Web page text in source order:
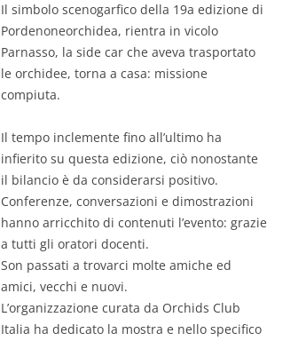
Il simbolo scenogarfico della 19a edizione di
Pordenoneorchidea, rientra in vicolo
Parnasso, la side car che aveva trasportato
le orchidee, torna a casa: missione
compiuta.
Il tempo inclemente fino all’ultimo ha
infierito su questa edizione, ciò nonostante
il bilancio è da considerarsi positivo.
Conferenze, conversazioni e dimostrazioni
hanno arricchito di contenuti l’evento: grazie
a tutti gli oratori docenti.
Son passati a trovarci molte amiche ed
amici, vecchi e nuovi.
L’organizzazione curata da Orchids Club
Italia ha dedicato la mostra e nello specifico